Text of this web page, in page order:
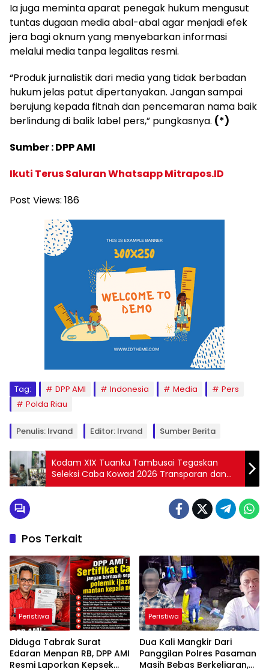
Ia juga meminta aparat penegak hukum mengusut
tuntas dugaan media abal-abal agar menjadi efek
jera bagi oknum yang menyebarkan informasi
melalui media tanpa legalitas resmi.
“Produk jurnalistik dari media yang tidak berbadan
hukum jelas patut dipertanyakan. Jangan sampai
berujung kepada fitnah dan pencemaran nama baik
berlindung di balik label pers,” pungkasnya. (*)
Sumber : DPP AMI
Ikuti Terus Saluran Whatsapp Mitrapos.ID
Post Views: 186
Tag: DPP AMI Indonesia Media
Pers
Polda Riau
Penulis: Irvand Editor: Irvand Sumber Berita
Kodam XIX Tuanku Tambusai Tegaskan
Seleksi Caba Kowad 2026 Transparan dan
Ketat, 204 Peserta Sudah Validasi di
Pos Terkait
Peristiwa
Diduga Tabrak Surat
Edaran Menpan RB, DPP AMI
Resmi Laporkan Kepsek
Peristiwa
Dua Kali Mangkir Dari
Panggilan Polres Pasaman
Masih Bebas Berkeliaran,